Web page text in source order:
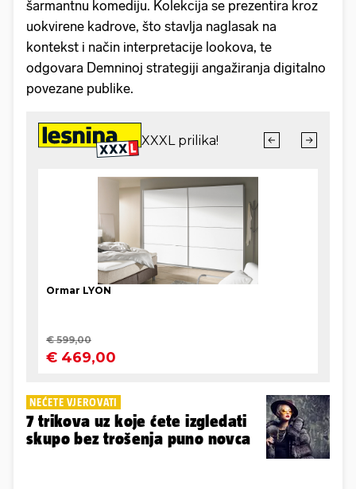
šarmantnu komediju. Kolekcija se prezentira kroz
uokvirene kadrove, što stavlja naglasak na
kontekst i način interpretacije lookova, te
odgovara Demninoj strategiji angažiranja digitalno
povezane publike.
NEĆETE VJEROVATI
7 trikova uz koje ćete izgledati
skupo bez trošenja puno novca